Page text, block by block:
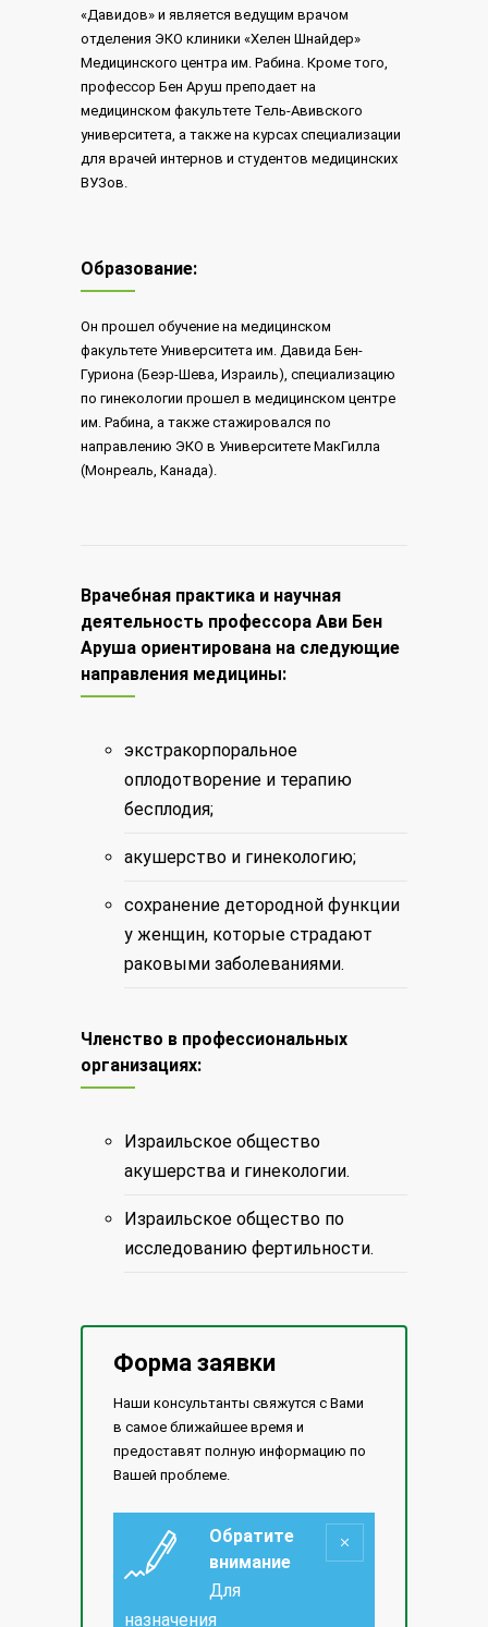
«Давидов» и является ведущим врачом
отделения ЭКО клиники «Хелен Шнайдер»
Медицинского центра им. Рабина. Кроме того,
профессор Бен Аруш преподает на
медицинском факультете Тель-Авивского
университета, а также на курсах специализации
для врачей интернов и студентов медицинских
ВУЗов.
Образование:
Он прошел обучение на медицинском
факультете Университета им. Давида Бен-
Гуриона (Беэр-Шева, Израиль), специализацию
по гинекологии прошел в медицинском центре
им. Рабина, а также стажировался по
направлению ЭКО в Университете МакГилла
(Монреаль, Канада).
Врачебная практика и научная
деятельность профессора Ави Бен
Аруша ориентирована на следующие
направления медицины:
экстракорпоральное
оплодотворение и терапию
бесплодия;
акушерство и гинекологию;
сохранение детородной функции
у женщин, которые страдают
раковыми заболеваниями.
Членство в профессиональных
организациях:
Израильское общество
акушерства и гинекологии.
Израильское общество по
исследованию фертильности.
Форма заявки
Наши консультанты свяжутся с Вами
в самое ближайшее время и
предоставят полную информацию по
Вашей проблеме.
Обратите
внимание
Для
назначения